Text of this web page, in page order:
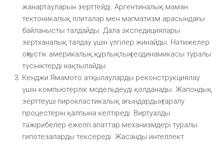
жанартауларын зерттейді. Аргентиналық маман
тектоникалық плиталар мен магматизм арасындағы
байланысты талдайды. Дала экспедициялары
зертханалық талдау үшін үлгілер жинайды. Нәтижелер
оңтүстік америкалық құрлықтың геодинамикасы туралы
түсініктерді нақтылайды.
Кенджи Ямамото атқылауларды реконструкциялау
үшін компьютерлік модельдеуді қолданады. Жапондық
зерттеуші пирокластикалық ағындардың таралу
процестерін қалпына келтіреді. Виртуалды
тәжірибелер ежелгі апаттар механизмдері туралы
гипотезаларды тексереді. Жасанды интеллект